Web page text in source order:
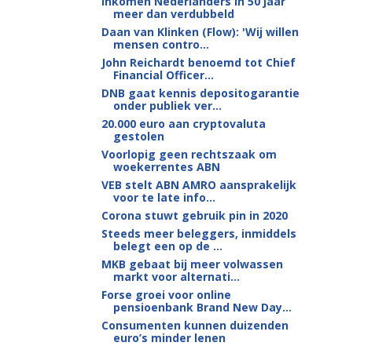
meer dan verdubbeld
Daan van Klinken (Flow): 'Wij willen
mensen contro...
John Reichardt benoemd tot Chief
Financial Officer...
DNB gaat kennis depositogarantie
onder publiek ver...
20.000 euro aan cryptovaluta
gestolen
Voorlopig geen rechtszaak om
woekerrentes ABN
VEB stelt ABN AMRO aansprakelijk
voor te late info...
Corona stuwt gebruik pin in 2020
Steeds meer beleggers, inmiddels
belegt een op de ...
MKB gebaat bij meer volwassen
markt voor alternati...
Forse groei voor online
pensioenbank Brand New Day...
Consumenten kunnen duizenden
euro’s minder lenen